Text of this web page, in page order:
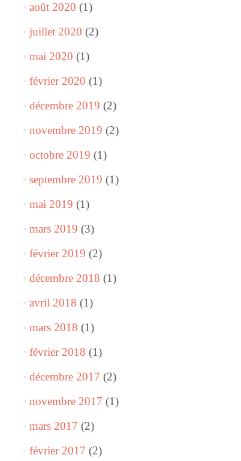
août 2020 (1)
juillet 2020 (2)
mai 2020 (1)
février 2020 (1)
décembre 2019 (2)
novembre 2019 (2)
octobre 2019 (1)
septembre 2019 (1)
mai 2019 (1)
mars 2019 (3)
février 2019 (2)
décembre 2018 (1)
avril 2018 (1)
mars 2018 (1)
février 2018 (1)
décembre 2017 (2)
novembre 2017 (1)
mars 2017 (2)
février 2017 (2)